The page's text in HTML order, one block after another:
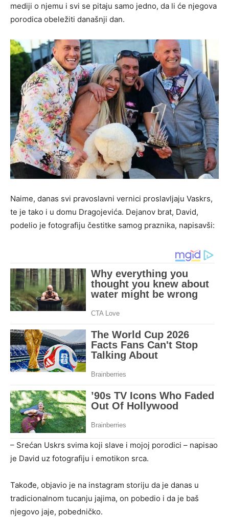
mediji o njemu i svi se pitaju samo jedno, da li će njegova
porodica obeležiti današnji dan.
Naime, danas svi pravoslavni vernici proslavljaju Vaskrs,
te je tako i u domu Dragojevića. Dejanov brat, David,
podelio je fotografiju čestitke samog praznika, napisavši:
– Srećan Uskrs svima koji slave i mojoj porodici – napisao
je David uz fotografiju i emotikon srca.
Takođe, objavio je na instagram storiju da je danas u
tradicionalnom tucanju jajima, on pobedio i da je baš
njegovo jaje, pobedničko.